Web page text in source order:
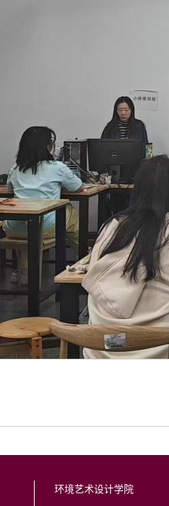
环境艺术设计学院